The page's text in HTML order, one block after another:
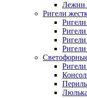
Лежни
Ригели